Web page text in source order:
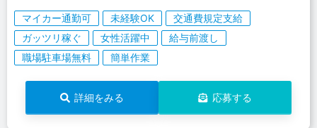
マイカー通勤可 未経験OK
交通費規定支給
ガッツリ稼ぐ
女性活躍中
給与前渡し
職場駐車場無料
簡単作業
詳細をみる 応募する